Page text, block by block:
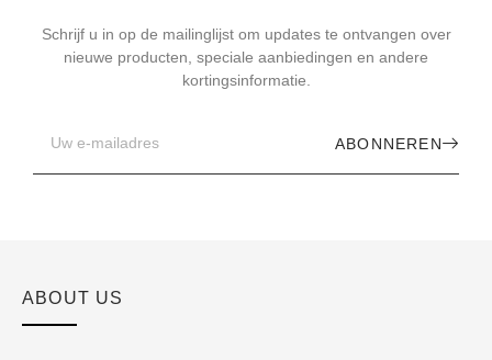
Schrijf u in op de mailinglijst om updates te ontvangen over
nieuwe producten, speciale aanbiedingen en andere
kortingsinformatie.
ABONNEREN
ABOUT US